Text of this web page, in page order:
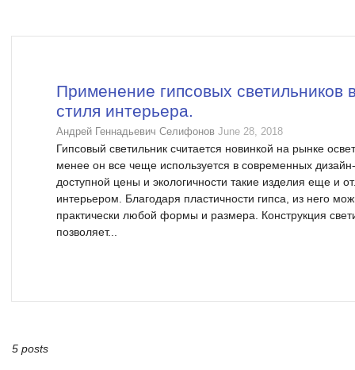
Применение гипсовых светильников
стиля интерьера.
Андрей Геннадьевич Селифонов June 28, 2018
Гипсовый светильник считается новинкой на рынке
менее он все чеще используется в современных
доступной цены и экологичности такие изделия еще и
интерьером. Благодаря пластичности гипса, из него
практически любой формы и размера. Конструкция
позволяет...
5 posts